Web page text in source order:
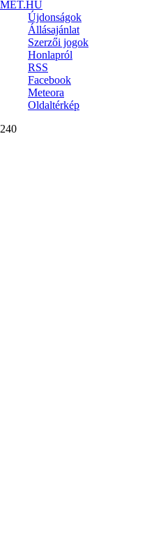
MET.HU
Újdonságok
Állásajánlat
Szerzői jogok
Honlapról
RSS
Facebook
Meteora
Oldaltérkép
240